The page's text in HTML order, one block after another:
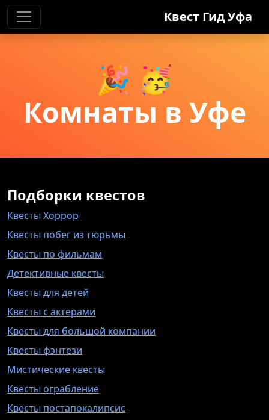
Квест ГидУфа
🎉 🥳
Комнаты в Уфе
Подборки квестов
Квесты Хоррор
Квесты побег из тюрьмы
Квесты по фильмам
Детективные квесты
Квесты для детей
Квесты с актерами
Квесты для большой компании
Квесты фэнтези
Мистические квесты
Квесты ограбление
Квесты постапокалипсис